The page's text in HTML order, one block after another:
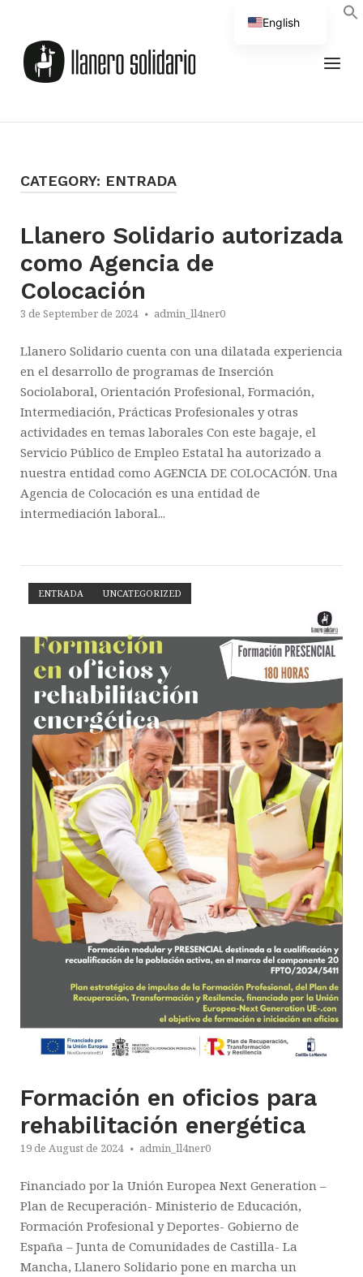
content
CATEGORY: ENTRADA
Llanero Solidario autorizada
como Agencia de
Colocación
3 de September de 2024 admin_ll4ner0
Llanero Solidario cuenta con una dilatada experiencia
en el desarrollo de programas de Inserción
Sociolaboral, Orientación Profesional, Formación,
Intermediación, Prácticas Profesionales y otras
actividades en temas laborales Con este bagaje, el
Servicio Público de Empleo Estatal ha autorizado a
nuestra entidad como AGENCIA DE COLOCACIÓN. Una
Agencia de Colocación es una entidad de
intermediación laboral...
ENTRADA UNCATEGORIZED
Open post
Formación en oficios para
rehabilitación energética
19 de August de 2024 admin_ll4ner0
Financiado por la Unión Europea Next Generation –
Plan de Recuperación- Ministerio de Educación,
Formación Profesional y Deportes- Gobierno de
España – Junta de Comunidades de Castilla- La
Mancha, Llanero Solidario pone en marcha un
English